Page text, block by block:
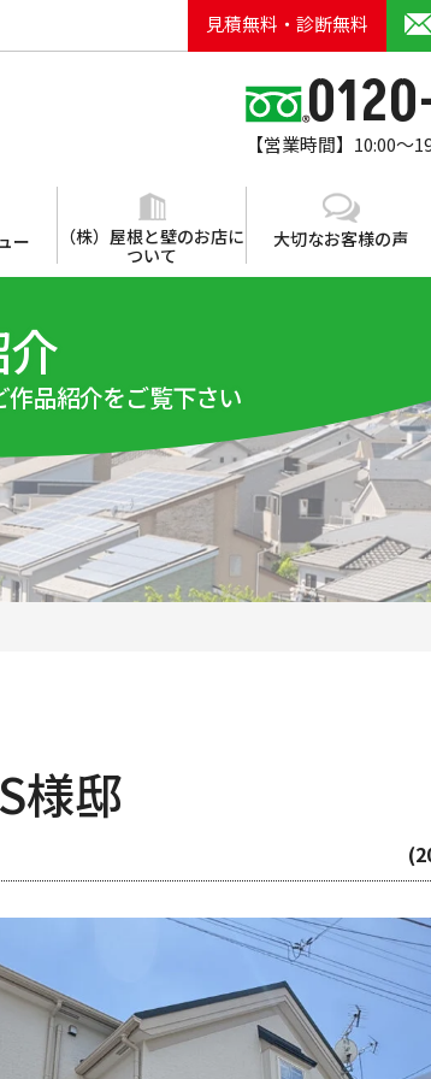
見積無料・診断無料
【営業時間】10:00～
ー
（株）屋根と壁のお店に
ついて
大切なお客様の声
品紹介をご覧下さい
様邸